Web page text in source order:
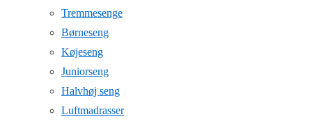
Tremmesenge
Børneseng
Køjeseng
Juniorseng
Halvhøj seng
Luftmadrasser